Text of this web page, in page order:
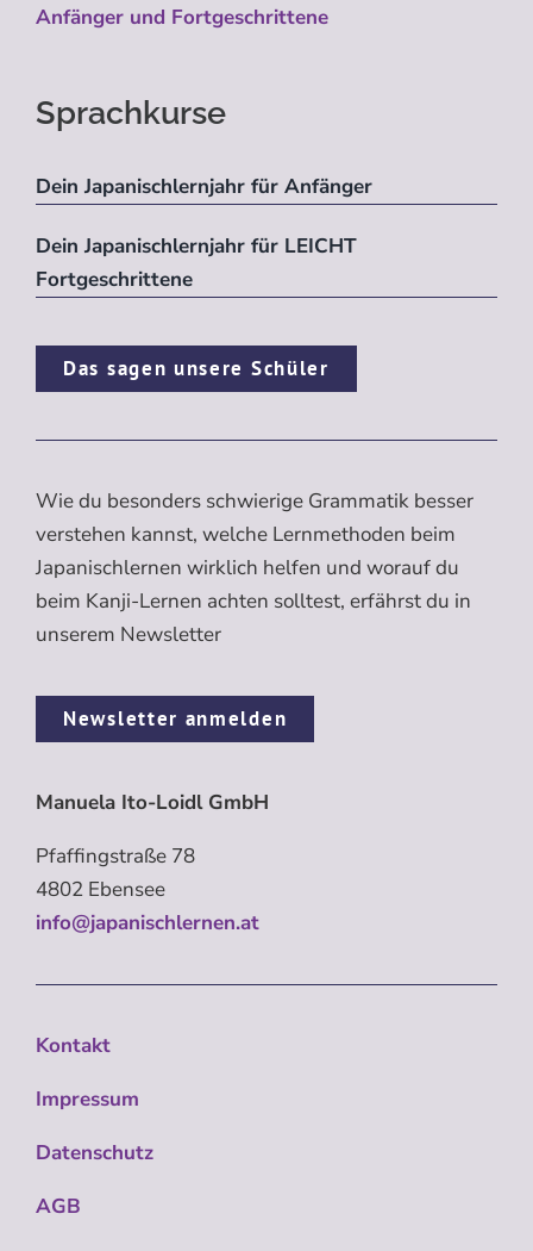
Anfänger und Fortgeschrittene
Sprachkurse
Dein Japanischlernjahr für Anfänger
Dein Japanischlernjahr für LEICHT
Fortgeschrittene
Das sagen unsere Schüler
Wie du besonders schwierige Grammatik besser
verstehen kannst, welche Lernmethoden beim
Japanischlernen wirklich helfen und worauf du
beim Kanji-Lernen achten solltest, erfährst du in
unserem Newsletter
Newsletter anmelden
Manuela Ito-Loidl GmbH
Pfaffingstraße 78
4802 Ebensee
info@japanischlernen.at
Kontakt
Impressum
Datenschutz
AGB